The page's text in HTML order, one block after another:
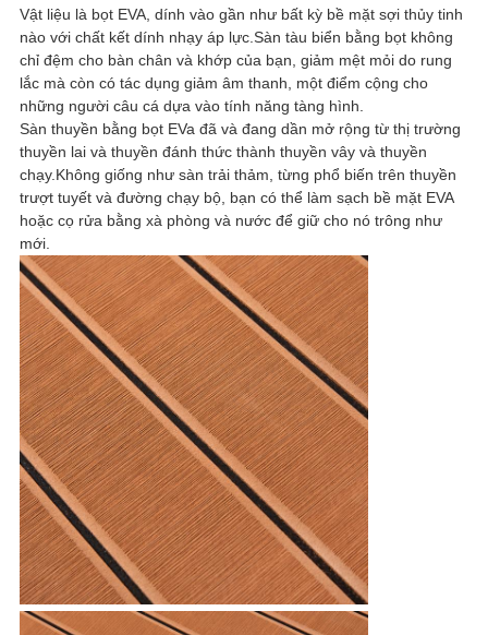
BÁO
GIÁ
SƠ
ĐỒ
TRANG
WEB
PRIVACY
POLICY
Vật liệu là bọt EVA, dính vào gần như bất kỳ bề mặt sợi thủy tinh
nào với chất kết dính nhạy áp lực.Sàn tàu biển bằng bọt không
chỉ đệm cho bàn chân và khớp của bạn, giảm mệt mỏi do rung
lắc mà còn có tác dụng giảm âm thanh, một điểm cộng cho
những người câu cá dựa vào tính năng tàng hình.
Sàn thuyền bằng bọt EVa đã và đang dần mở rộng từ thị trường
thuyền lai và thuyền đánh thức thành thuyền vây và thuyền
chạy.Không giống như sàn trải thảm, từng phổ biến trên thuyền
trượt tuyết và đường chạy bộ, bạn có thể làm sạch bề mặt EVA
hoặc cọ rửa bằng xà phòng và nước để giữ cho nó trông như
mới.